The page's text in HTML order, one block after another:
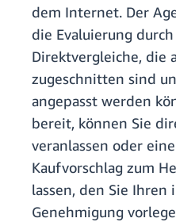
dem Internet. Der
die Evaluierung
Direktvergleiche, die
zugeschnitten sind
angepasst werden
bereit, können Sie
veranlassen oder
Kaufvorschlag zum
lassen, den Sie
Genehmigung